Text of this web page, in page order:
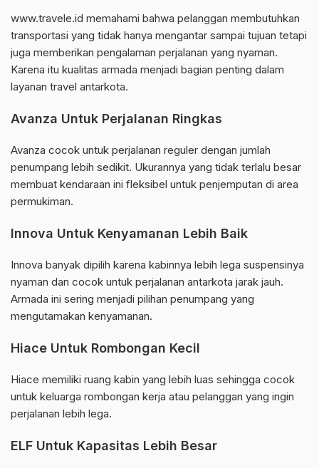
www.travele.id memahami bahwa pelanggan membutuhkan
transportasi yang tidak hanya mengantar sampai tujuan tetapi
juga memberikan pengalaman perjalanan yang nyaman.
Karena itu kualitas armada menjadi bagian penting dalam
layanan travel antarkota.
Avanza Untuk Perjalanan Ringkas
Avanza cocok untuk perjalanan reguler dengan jumlah
penumpang lebih sedikit. Ukurannya yang tidak terlalu besar
membuat kendaraan ini fleksibel untuk penjemputan di area
permukiman.
Innova Untuk Kenyamanan Lebih Baik
Innova banyak dipilih karena kabinnya lebih lega suspensinya
nyaman dan cocok untuk perjalanan antarkota jarak jauh.
Armada ini sering menjadi pilihan penumpang yang
mengutamakan kenyamanan.
Hiace Untuk Rombongan Kecil
Hiace memiliki ruang kabin yang lebih luas sehingga cocok
untuk keluarga rombongan kerja atau pelanggan yang ingin
perjalanan lebih lega.
ELF Untuk Kapasitas Lebih Besar